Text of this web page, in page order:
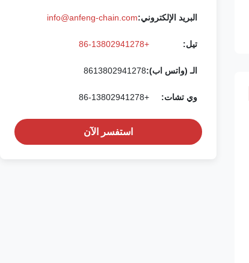
البريد الإلكتروني:info@anfeng-chain.com
تيل: +86-13802941278
الـ (واتس اب):8613802941278
وي تشات: +86-13802941278
استفسر الآن